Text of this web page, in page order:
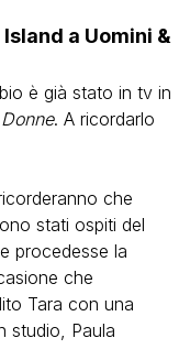
a Uomini &
è già stato in tv in
. A ricordarlo
che
stati ospiti del
procedesse la
che
Tara con una
studio, Paula